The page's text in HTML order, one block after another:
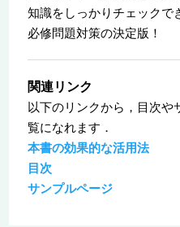
知識をしっかりチェックで
必修問題対策の決定版！
関連リンク
以下のリンクから，目次や
覧になれます．
本書の効果的な活用法
目次
サンプルページ